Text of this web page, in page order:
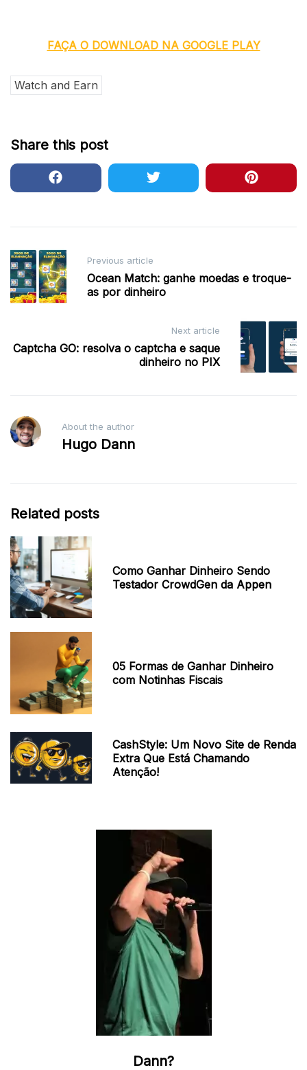
FAÇA O DOWNLOAD NA GOOGLE PLAY
Watch and Earn
Share this post
Post
navigation
Previous article
Ocean Match: ganhe moedas e troque-
as por dinheiro
Next article
Captcha GO: resolva o captcha e saque
dinheiro no PIX
About the author
Hugo Dann
Related posts
Como Ganhar Dinheiro Sendo
Testador CrowdGen da Appen
05 Formas de Ganhar Dinheiro
com Notinhas Fiscais
CashStyle: Um Novo Site de Renda
Extra Que Está Chamando
Atenção!
Dann?